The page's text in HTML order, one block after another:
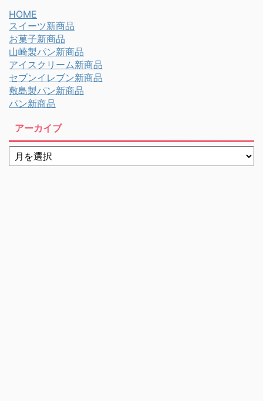
HOME
スイーツ新商品
お菓子新商品
山崎製パン新商品
アイスクリーム新商品
セブンイレブン新商品
敷島製パン新商品
パン新商品
アーカイブ